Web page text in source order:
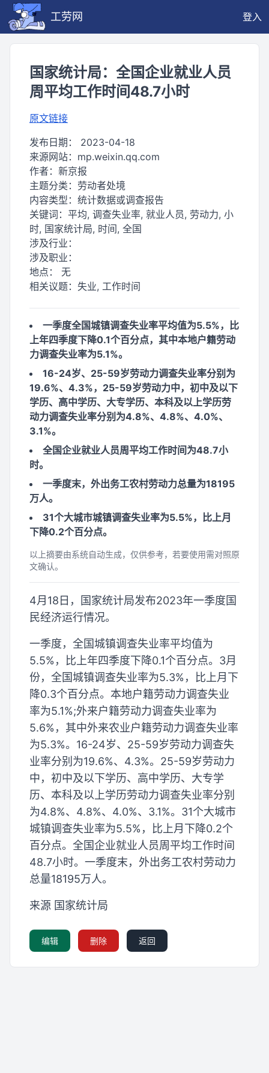
工劳网 登入
国家统计局：全国企业就业人员
周平均工作时间48.7小时
原文链接
发布日期： 2023-04-18
来源网站： mp.weixin.qq.com
作者： 新京报
主题分类： 劳动者处境
内容类型： 统计数据或调查报告
关键词： 平均, 调查失业率, 就业人员, 劳动力, 小
时, 国家统计局, 时间, 全国
涉及行业：
涉及职业：
地点： 无
相关议题： 失业, 工作时间
一季度全国城镇调查失业率平均值为5.5%，比
上年四季度下降0.1个百分点，其中本地户籍劳动
力调查失业率为5.1%。
16-24岁、25-59岁劳动力调查失业率分别为
19.6%、4.3%，25-59岁劳动力中，初中及以下
学历、高中学历、大专学历、本科及以上学历劳
动力调查失业率分别为4.8%、4.8%、4.0%、
3.1%。
全国企业就业人员周平均工作时间为48.7小
时。
一季度末，外出务工农村劳动力总量为18195
万人。
31个大城市城镇调查失业率为5.5%，比上月
下降0.2个百分点。
以上摘要由系统自动生成，仅供参考，若要使用需对照原
文确认。
4月18日，国家统计局发布2023年一季度国
民经济运行情况。
一季度，全国城镇调查失业率平均值为
5.5%，比上年四季度下降0.1个百分点。3月
份，全国城镇调查失业率为5.3%，比上月下
降0.3个百分点。本地户籍劳动力调查失业
率为5.1%;外来户籍劳动力调查失业率为
5.6%，其中外来农业户籍劳动力调查失业率
为5.3%。16-24岁、25-59岁劳动力调查失
业率分别为19.6%、4.3%。25-59岁劳动力
中，初中及以下学历、高中学历、大专学
历、本科及以上学历劳动力调查失业率分别
为4.8%、4.8%、4.0%、3.1%。31个大城市
城镇调查失业率为5.5%，比上月下降0.2个
百分点。全国企业就业人员周平均工作时间
48.7小时。一季度末，外出务工农村劳动力
总量18195万人。
来源 国家统计局
编辑 删除 返回